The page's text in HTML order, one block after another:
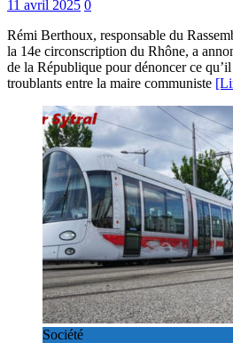
11 avril 2025 0
Rémi Berthoux, responsable du
la 14e circonscription du Rhône, a
de la République pour dénoncer ce
troublants entre la maire communiste
Société